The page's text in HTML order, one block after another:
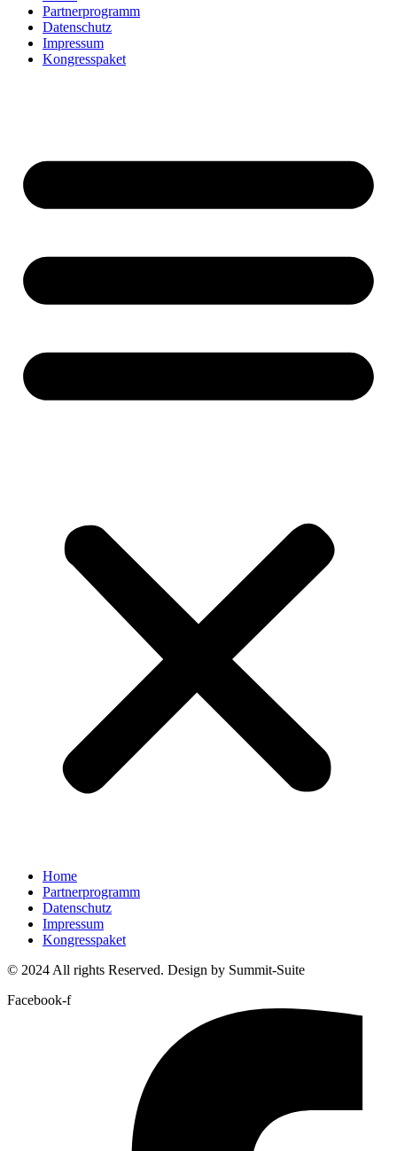
Partnerprogramm
Datenschutz
Impressum
Kongresspaket
Home
Partnerprogramm
Datenschutz
Impressum
Kongresspaket
© 2024 All rights Reserved. Design by Summit-Suite
Facebook-f